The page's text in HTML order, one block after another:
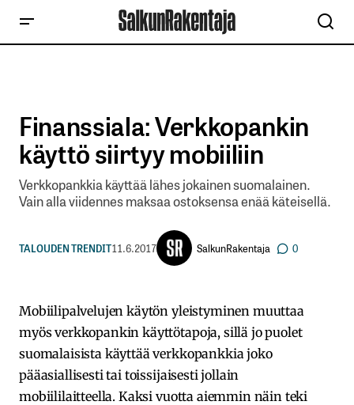
Finanssiala: Verkkopankin
käyttö siirtyy mobiiliin
Verkkopankkia käyttää lähes jokainen suomalainen.
Vain alla viidennes maksaa ostoksensa enää käteisellä.
TALOUDEN TRENDIT11.6.2017 SalkunRakentaja 0
​Mobiilipalvelujen käytön yleistyminen muuttaa
myös verkkopankin käyttötapoja, sillä jo puolet
suomalaisista käyttää verkkopankkia joko
pääasiallisesti tai toissijaisesti jollain
mobiililaitteella. Kaksi vuotta aiemmin näin teki